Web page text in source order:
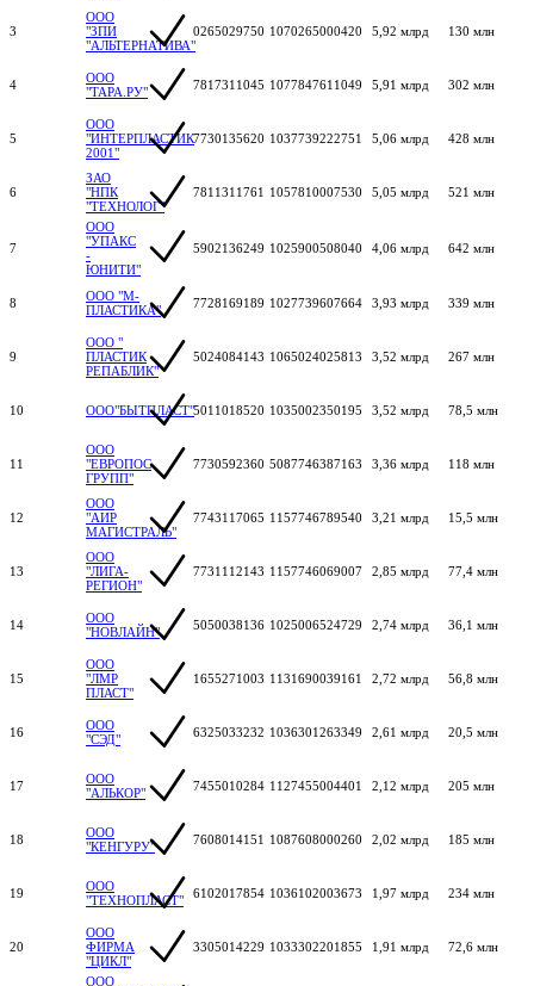
3
ООО
"ЗПИ
"АЛЬТЕРНАТИВА"
0265029750 1070265000420 5,92 млрд 130 млн
4
ООО
"ТАРА.РУ"
7817311045 1077847611049 5,91 млрд 302 млн
5
ООО
"ИНТЕРПЛАСТИК
2001"
7730135620 1037739222751 5,06 млрд 428 млн
6
ЗАО
"НПК
"ТЕХНОЛОГ"
7811311761 1057810007530 5,05 млрд 521 млн
7
ООО
"УПАКС
-
ЮНИТИ"
5902136249 1025900508040 4,06 млрд 642 млн
8
ООО "М-
ПЛАСТИКА"
7728169189 1027739607664 3,93 млрд 339 млн
9
ООО "
ПЛАСТИК
РЕПАБЛИК"
5024084143 1065024025813 3,52 млрд 267 млн
10 ООО"БЫТПЛАСТ"5011018520 1035002350195 3,52 млрд 78,5 млн
11
ООО
"ЕВРОПОС
ГРУПП"
7730592360 5087746387163 3,36 млрд 118 млн
12
ООО
"АИР
МАГИСТРАЛЬ"
7743117065 1157746789540 3,21 млрд 15,5 млн
13
ООО
"ЛИГА-
РЕГИОН"
7731112143 1157746069007 2,85 млрд 77,4 млн
14
ООО
"НОВЛАЙН"
5050038136 1025006524729 2,74 млрд 36,1 млн
15
ООО
"ЛМР
ПЛАСТ"
1655271003 1131690039161 2,72 млрд 56,8 млн
16
ООО
"СЭД"
6325033232 1036301263349 2,61 млрд 20,5 млн
17
ООО
"АЛЬКОР"
7455010284 1127455004401 2,12 млрд 205 млн
18
ООО
"КЕНГУРУ"
7608014151 1087608000260 2,02 млрд 185 млн
19
ООО
"ТЕХНОПЛАСТ"
6102017854 1036102003673 1,97 млрд 234 млн
20
ООО
ФИРМА
"ЦИКЛ"
3305014229 1033302201855 1,91 млрд 72,6 млн
ООО